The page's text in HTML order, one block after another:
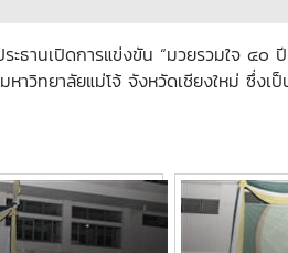
ธานเปิดการแข่งขัน “มวยรวมใจ ๔
วิทยาลัยแม่โจ้ จังหวัดเชียงใหม่ ซึ่